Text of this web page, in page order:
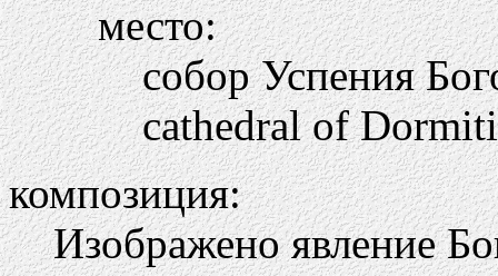
место:
собор Успения
cathedral of
композиция:
Изображено явление